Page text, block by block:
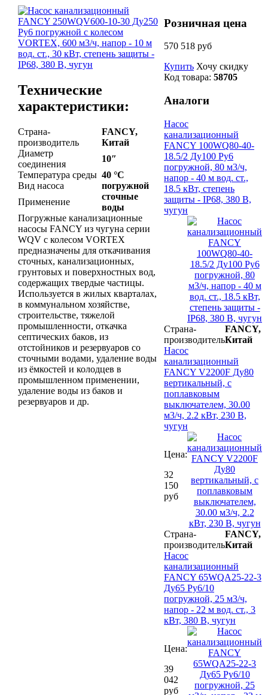
Технические
характеристики:
Страна-
производитель
FANCY,
Китай
Диаметр
соединения
10″
Температура среды 40 °С
Вид насоса
погружной
Применение
сточные
воды
Погружные канализационные
насосы FANCY из чугуна серии
WQV с колесом VORTEX
предназначены для откачивания
сточных, канализационных,
грунтовых и поверхностных вод,
содержащих твердые частицы.
Используется в жилых кварталах,
в коммунальном хозяйстве,
строительстве, тяжелой
промышленности, откачка
септических баков, из
отстойников и резервуаров со
сточными водами, удаление воды
из ёмкостей и колодцев в
промышленном применении,
удаление воды из баков и
резервуаров и др.
Розничная цена
570 518 руб
Купить Хочу скидку
Код товара: 58705
Аналоги
Насос
канализационный
FANCY 100WQ80-40-
18.5/2 Ду100 Ру6
погружной, 80 м3/ч,
напор - 40 м вод. ст.,
18.5 кВт, степень
защиты - IP68, 380 В,
чугун
Страна-
производитель
FANCY,
Китай
Насос
канализационный
FANCY V2200F Ду80
вертикальный, с
поплавковым
выключателем, 30.00
м3/ч, 2.2 кВт, 230 В,
чугун
Цена:
32
150
руб
Страна-
производитель
FANCY,
Китай
Насос
канализационный
FANCY 65WQA25-22-3
Ду65 Ру6/10
погружной, 25 м3/ч,
напор - 22 м вод. ст., 3
кВт, 380 В, чугун
Цена:
39
042
руб